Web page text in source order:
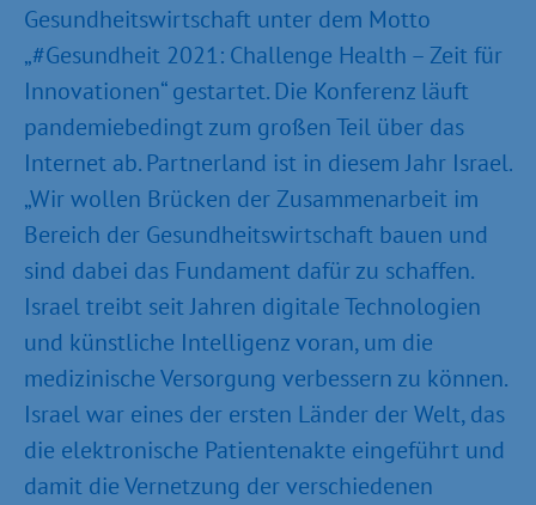
Gesundheitswirtschaft unter dem Motto
„#Gesundheit 2021: Challenge Health – Zeit für
Innovationen“ gestartet. Die Konferenz läuft
pandemiebedingt zum großen Teil über das
Internet ab. Partnerland ist in diesem Jahr Israel.
„Wir wollen Brücken der Zusammenarbeit im
Bereich der Gesundheitswirtschaft bauen und
sind dabei das Fundament dafür zu schaffen.
Israel treibt seit Jahren digitale Technologien
und künstliche Intelligenz voran, um die
medizinische Versorgung verbessern zu können.
Israel war eines der ersten Länder der Welt, das
die elektronische Patientenakte eingeführt und
damit die Vernetzung der verschiedenen